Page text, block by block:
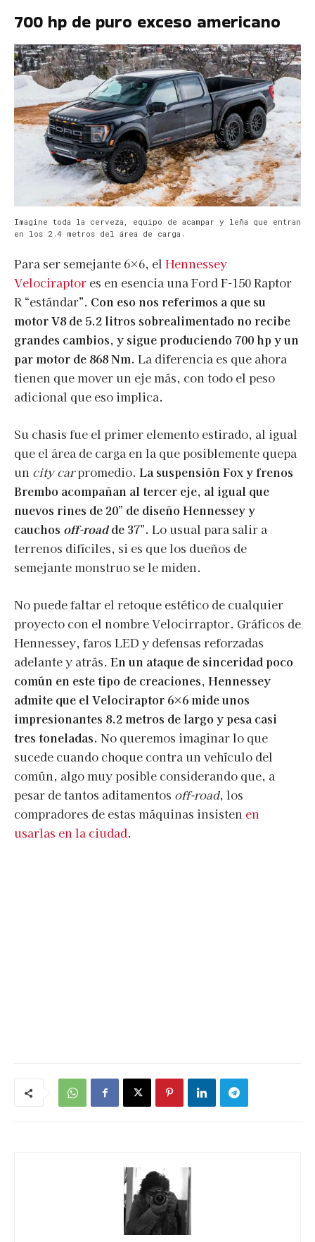
700 hp de puro exceso americano
Imagine toda la cerveza, equipo de acampar y leña que entran
en los 2.4 metros del área de carga.
Para ser semejante 6×6, el Hennessey
Velociraptor es en esencia una Ford F-150 Raptor
R “estándar”. Con eso nos referimos a que su
motor V8 de 5.2 litros sobrealimentado no recibe
grandes cambios, y sigue produciendo 700 hp y un
par motor de 868 Nm. La diferencia es que ahora
tienen que mover un eje más, con todo el peso
adicional que eso implica.
Su chasis fue el primer elemento estirado, al igual
que el área de carga en la que posiblemente quepa
un city carpromedio. La suspensión Fox y frenos
Brembo acompañan al tercer eje, al igual que
nuevos rines de 20” de diseño Hennessey y
cauchos off-roadde 37”. Lo usual para salir a
terrenos difíciles, si es que los dueños de
semejante monstruo se le miden.
No puede faltar el retoque estético de cualquier
proyecto con el nombre Velocirraptor. Gráficos de
Hennessey, faros LED y defensas reforzadas
adelante y atrás. En un ataque de sinceridad poco
común en este tipo de creaciones, Hennessey
admite que el Velociraptor 6×6 mide unos
impresionantes 8.2 metros de largo y pesa casi
tres toneladas. No queremos imaginar lo que
sucede cuando choque contra un vehículo del
común, algo muy posible considerando que, a
pesar de tantos aditamentos off-road, los
compradores de estas máquinas insisten en
usarlas en la ciudad.